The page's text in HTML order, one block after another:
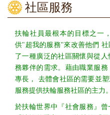
社區服務
扶輪社員最根本的目標之一
供"超我的服務"來改善他們
了一種廣泛的社區關懷與從
務夥伴的需求。藉由職業服
專長， 去體會社區的需要並
服務提供扶輪服務社區的主力。
於扶輪世界中『社會服務』曾